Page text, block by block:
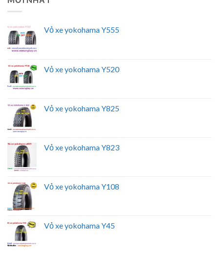
Vỏ xe yokohama Y555
Vỏ xe yokohama Y520
Vỏ xe yokohama Y825
Vỏ xe yokohama Y823
Vỏ xe yokohama Y108
Vỏ xe yokohama Y45